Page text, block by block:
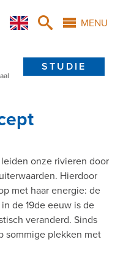
MENU
X
STUDIE
onze rivieren door
Hierdoor
met haar energie: de
de 19de eeuw is de
veranderd. Sinds
sommige plekken met